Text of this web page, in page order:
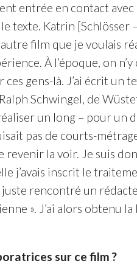
entrée en contact
texte. Katrin
film que je voulais
À l’époque, on
gens-là. J’ai écrit un
Schwingel, de
un long – pour un
pas de courts-
revenir la voir. Je suis
j’avais inscrit le
rencontré un
». J’ai alors obtenu
sur ce film ?